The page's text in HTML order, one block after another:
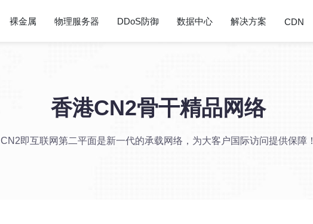
裸金属 物理服务器 DDoS防御 数据中心 解决方案 CDN
香港CN2骨干精品网络
CN2即互联网第二平面是新一代的承载网络，为大客户国际访问提供保障！